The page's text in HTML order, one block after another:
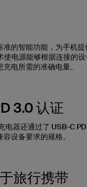
准的智能功能，为手机
使电源能够根据连接的
电所需的准确电量。
3.0 认证
电器还通过了 USB-C
设备要求的规格。
旅行携带